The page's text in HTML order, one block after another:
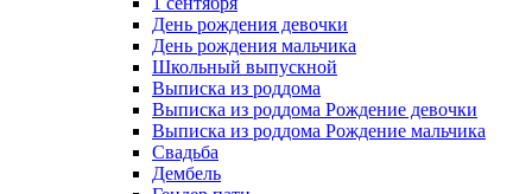
День рождения девочки
День рождения мальчика
Школьный выпускной
Выписка из роддома
Выписка из роддома Рождение девочки
Выписка из роддома Рождение мальчика
Свадьба
Дембель